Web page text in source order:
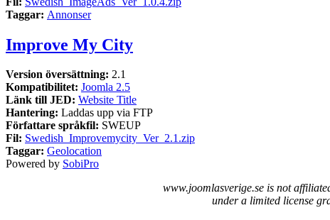
Taggar: Annonser
Improve My City
Version översättning: 2.1
Kompatibilitet: Joomla 2.5
Länk till JED: Website Title
Hantering: Laddas upp via FTP
Författare språkfil: SWEUP
Fil: Swedish_Improvemycity_Ver_2.1.zip
Taggar: Geolocation
Powered by SobiPro
www.joomlasverige.se is not
under a limited license